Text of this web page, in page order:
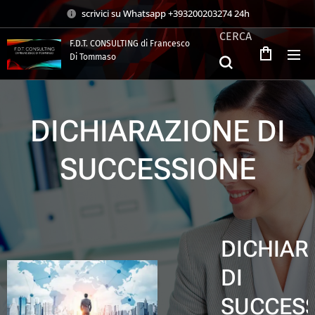
scrivici su Whatsapp +393200203274 24h
F.D.T. CONSULTING di Francesco
Di Tommaso
CERCA
DICHIARAZIONE DI
SUCCESSIONE
DI